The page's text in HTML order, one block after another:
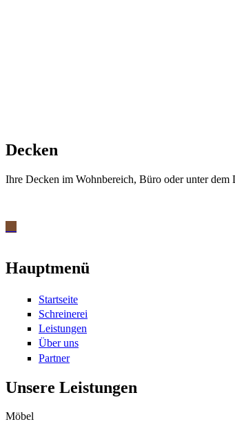
Decken
Ihre Decken im Wohnbereich, Büro oder unter dem
Hauptmenü
Startseite
Schreinerei
Leistungen
Über uns
Partner
Unsere Leistungen
Möbel